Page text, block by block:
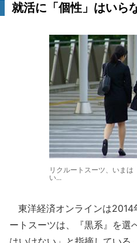
就活に「個性」はいら
リクルートスーツ、いまは
い...
東洋経済オンラインは2014
ートスーツは、『黒系』を